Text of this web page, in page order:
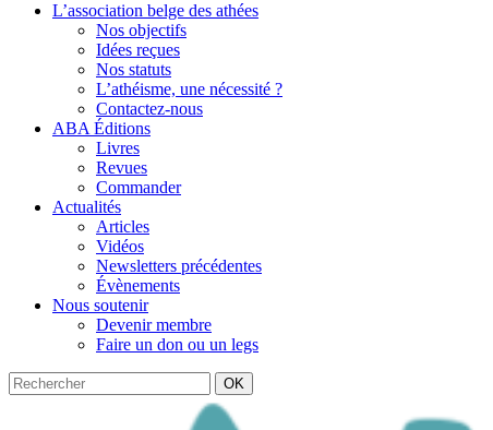
L’association belge des athées
Nos objectifs
Idées reçues
Nos statuts
L’athéisme, une nécessité ?
Contactez-nous
ABA Éditions
Livres
Revues
Commander
Actualités
Articles
Vidéos
Newsletters précédentes
Évènements
Nous soutenir
Devenir membre
Faire un don ou un legs
OK